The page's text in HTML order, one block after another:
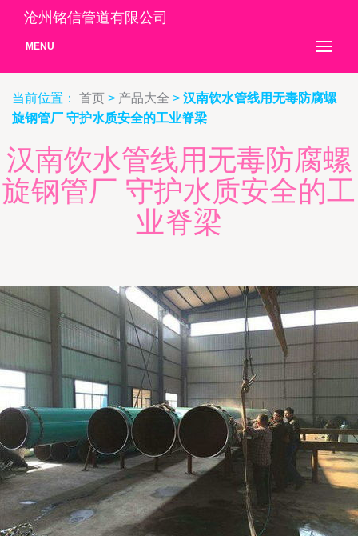
沧州铭信管道有限公司
MENU
当前位置： 首页 > 产品大全 > 汉南饮水管线用无毒防腐螺
旋钢管厂 守护水质安全的工业脊梁
汉南饮水管线用无毒防腐螺
旋钢管厂 守护水质安全的工
业脊梁